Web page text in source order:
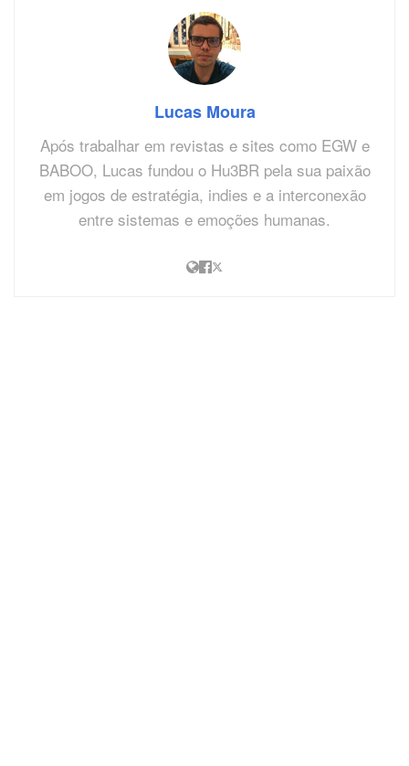
Lucas Moura
Após trabalhar em revistas e sites como EGW e
BABOO, Lucas fundou o Hu3BR pela sua paixão
em jogos de estratégia, indies e a interconexão
entre sistemas e emoções humanas.